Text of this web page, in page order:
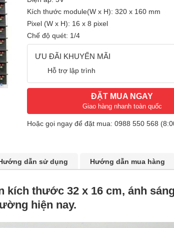
Kích thước module(W x H): 320 x 160 mm
Pixel (W x H): 16 x 8 pixel
Chế độ quét: 1/4
ƯU ĐÃI KHUYẾN MÃI
Hỗ trợ lập trình
ĐẶT MUA NGAY
Giao hàng nhanh toàn quốc
Hoặc gọi ngay để đặt mua: 0988 550 568
dẫn sử dụng Hướng dẫn mua hàng
kích thước 32 x 16 cm, ánh
hiện nay.